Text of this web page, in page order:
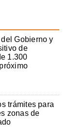
Gobierno y
de
1.300
trámites para
zonas de